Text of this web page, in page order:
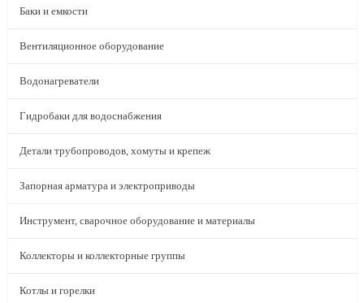
Баки и емкости
Вентиляционное оборудование
Водонагреватели
Гидробаки для водоснабжения
Детали трубопроводов, хомуты и крепеж
Запорная арматура и электроприводы
Инструмент, сварочное оборудование и материалы
Коллекторы и коллекторные группы
Котлы и горелки